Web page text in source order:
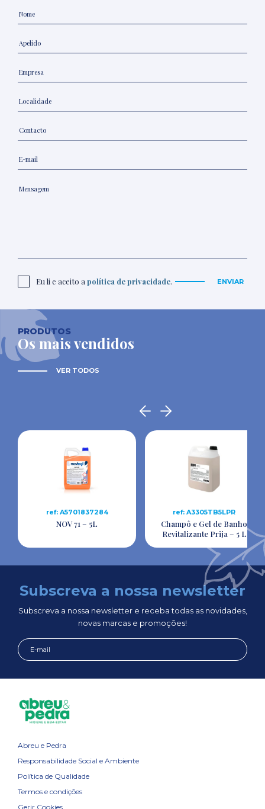
Eu li e aceito a política de privacidade. ENVIAR
PRODUTOS
Os mais vendidos
VER TODOS
ref: A5701837284
NOV 71 – 5L
ref: A3305TB5LPR
Champô e Gel de Banho
Revitalizante Prija – 5 L
Subscreva a nossa newsletter
Subscreva a nossa newsletter e receba todas as novidades,
novas marcas e promoções!
Abreu e Pedra
Responsabilidade Social e Ambiente
Política de Qualidade
Termos e condições
Gerir Cookies